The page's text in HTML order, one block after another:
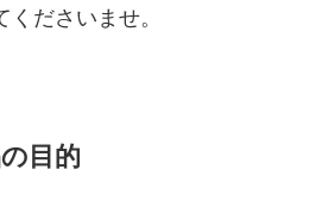
ださいませ。
目的